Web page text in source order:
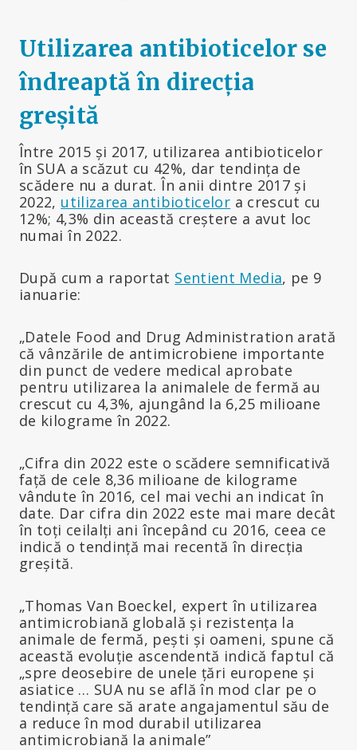
Utilizarea antibioticelor se
îndreaptă în direcția
greșită
Între 2015 și 2017, utilizarea antibioticelor
în SUA a scăzut cu 42%, dar tendința de
scădere nu a durat. În anii dintre 2017 și
2022, utilizarea antibioticelor a crescut cu
12%; 4,3% din această creștere a avut loc
numai în 2022.
După cum a raportat Sentient Media, pe 9
ianuarie:
„Datele Food and Drug Administration arată
că vânzările de antimicrobiene importante
din punct de vedere medical aprobate
pentru utilizarea la animalele de fermă au
crescut cu 4,3%, ajungând la 6,25 milioane
de kilograme în 2022.
„Cifra din 2022 este o scădere semnificativă
față de cele 8,36 milioane de kilograme
vândute în 2016, cel mai vechi an indicat în
date. Dar cifra din 2022 este mai mare decât
în toți ceilalți ani începând cu 2016, ceea ce
indică o tendință mai recentă în direcția
greșită.
„Thomas Van Boeckel, expert în utilizarea
antimicrobiană globală și rezistența la
animale de fermă, pești și oameni, spune că
această evoluție ascendentă indică faptul că
„spre deosebire de unele țări europene și
asiatice … SUA nu se află în mod clar pe o
tendință care să arate angajamentul său de
a reduce în mod durabil utilizarea
antimicrobiană la animale”